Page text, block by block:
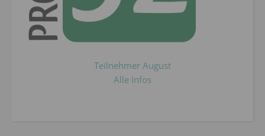
Teilnehmer August
Alle Infos